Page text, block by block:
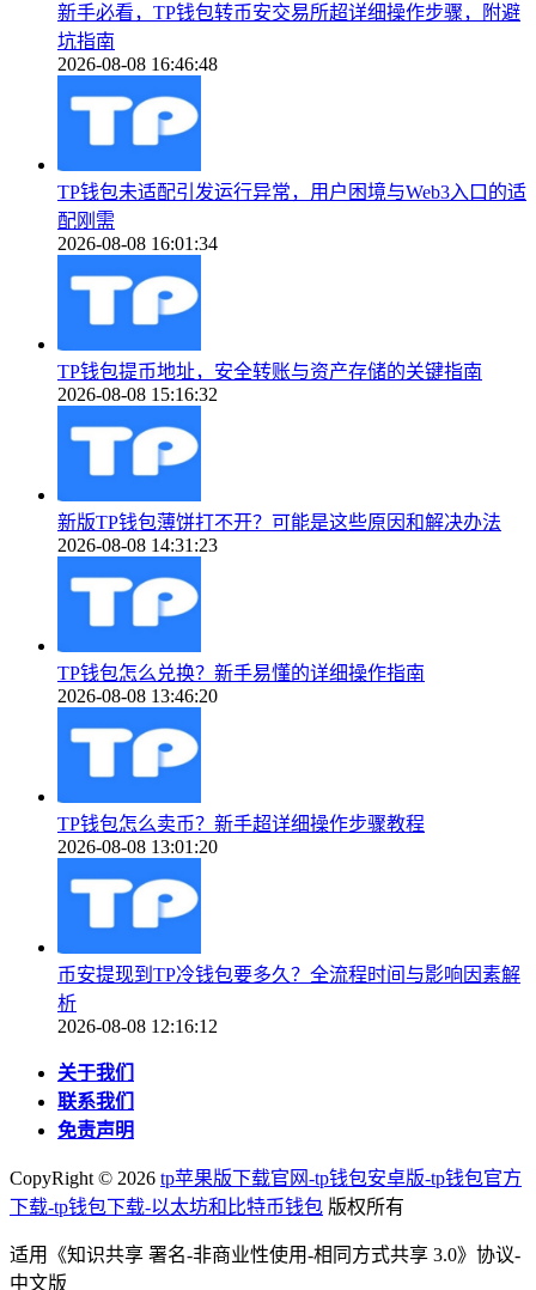
新手必看，TP钱包转币安交易所超详细操作步骤，附避
坑指南
2026-08-08 16:46:48
TP钱包未适配引发运行异常，用户困境与Web3入口的适
配刚需
2026-08-08 16:01:34
TP钱包提币地址，安全转账与资产存储的关键指南
2026-08-08 15:16:32
新版TP钱包薄饼打不开？可能是这些原因和解决办法
2026-08-08 14:31:23
TP钱包怎么兑换？新手易懂的详细操作指南
2026-08-08 13:46:20
TP钱包怎么卖币？新手超详细操作步骤教程
2026-08-08 13:01:20
币安提现到TP冷钱包要多久？全流程时间与影响因素解
析
2026-08-08 12:16:12
关于我们
联系我们
免责声明
CopyRight © 2026 tp苹果版下载官网-tp钱包安卓版-tp钱包官方
下载-tp钱包下载-以太坊和比特币钱包 版权所有
适用《知识共享 署名-非商业性使用-相同方式共享 3.0》协议-
中文版